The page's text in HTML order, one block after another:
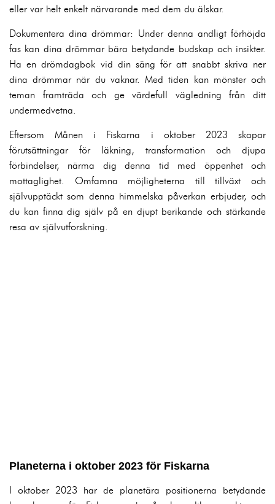
eller var helt enkelt närvarande med dem du älskar.
Dokumentera dina drömmar: Under denna andligt förhöjda
fas kan dina drömmar bära betydande budskap och insikter.
Ha en drömdagbok vid din säng för att snabbt skriva ner
dina drömmar när du vaknar. Med tiden kan mönster och
teman framträda och ge värdefull vägledning från ditt
undermedvetna.
Eftersom Månen i Fiskarna i oktober 2023 skapar
förutsättningar för läkning, transformation och djupa
förbindelser, närma dig denna tid med öppenhet och
mottaglighet. Omfamna möjligheterna till tillväxt och
självupptäckt som denna himmelska påverkan erbjuder, och
du kan finna dig själv på en djupt berikande och stärkande
resa av självutforskning.
Planeterna i oktober 2023 för Fiskarna
I oktober 2023 har de planetära positionerna betydande